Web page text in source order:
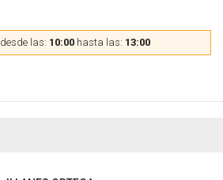
desde las: 10:00 hasta las: 13:00